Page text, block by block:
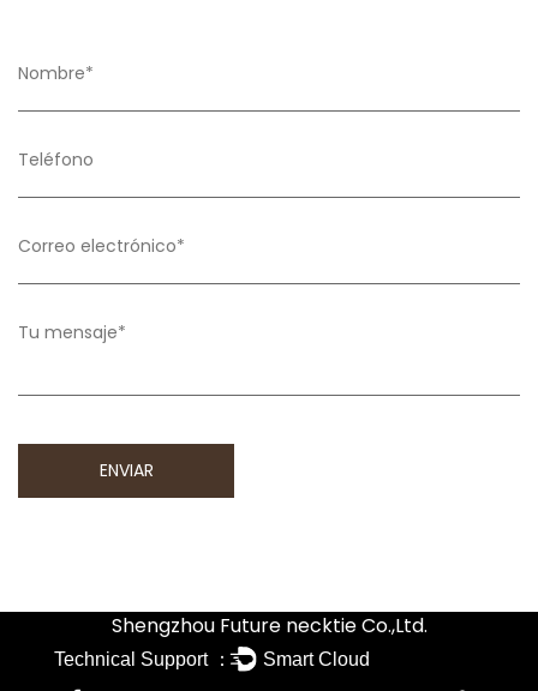
Shengzhou Future necktie Co.,Ltd.
Technical Support ： Smart Cloud